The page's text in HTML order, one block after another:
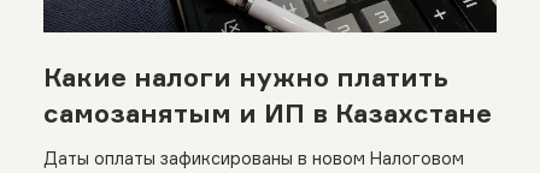
Какие налоги нужно платить
самозанятым и ИП в Казахстане
Даты оплаты зафиксированы в новом Налоговом